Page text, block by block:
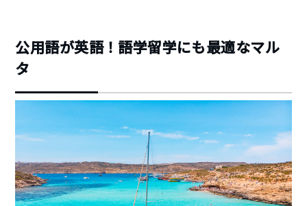
公用語が英語！語学留学にも最適なマル
タ